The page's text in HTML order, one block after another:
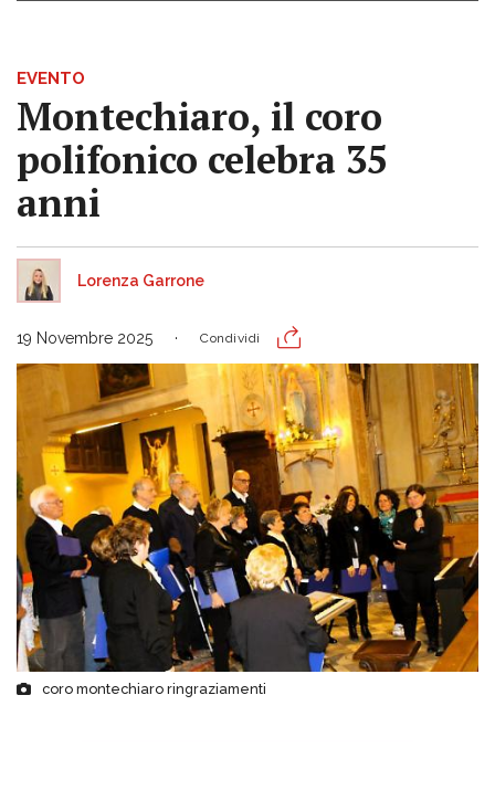
EVENTO
Montechiaro, il coro
polifonico celebra 35
anni
Lorenza Garrone
19 Novembre 2025 Condividi
coro montechiaro ringraziamenti